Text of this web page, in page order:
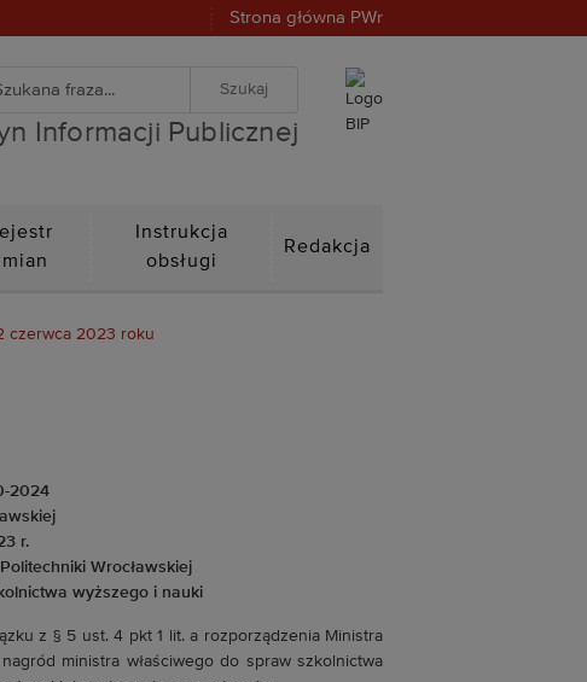
Strona główna PWr
Wyszukiwanie zaawansowane
Informacji Publicznej
Instrukcja
obsługi
Redakcja
czerwca 2023 roku
2024
r.
Wrocławskiej
wyższego i nauki
z § 5 ust. 4 pkt 1 lit. a rozporządzenia Ministra
ministra właściwego do spraw szkolnictwa